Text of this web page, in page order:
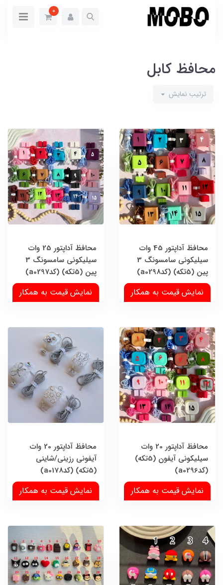
0
محافظ کابل
ترتیب نمایش
محافظ آداپتور 45 وات
سیلیکونی سامسونگ 3
پین (5تکه) (کدa0298)
نمایش قیمت به همکار
محافظ آداپتور 25 وات
سیلیکونی سامسونگ 3
پین (5تکه) (کدa0297)
نمایش قیمت به همکار
محافظ آداپتور 20 وات
سیلیکونی آیفون (5تکه)
(کدa0296)
نمایش قیمت به همکار
محافظ آداپتور 20 وات
آیفونی رزینی/شاینی
(5تکه) (کدa0178)
نمایش قیمت به همکار